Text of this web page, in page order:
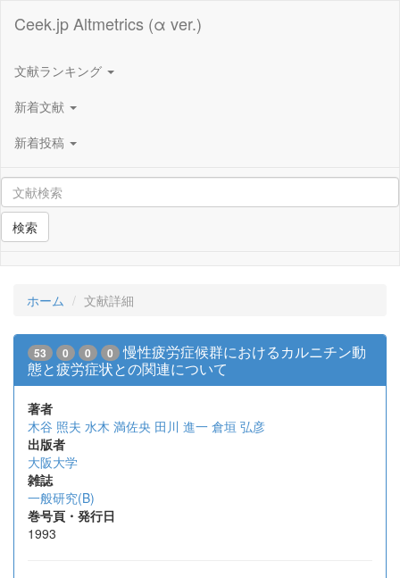
Ceek.jp Altmetrics (α ver.)
文献ランキング
新着文献
新着投稿
検索
ホーム 文献詳細
53 0 0 0
慢性疲労症候群におけるカルニチン動
態と疲労症状との関連について
著者
木谷 照夫 水木 満佐央 田川 進一 倉垣 弘彦
出版者
大阪大学
雑誌
一般研究(B)
巻号頁・発行日
1993